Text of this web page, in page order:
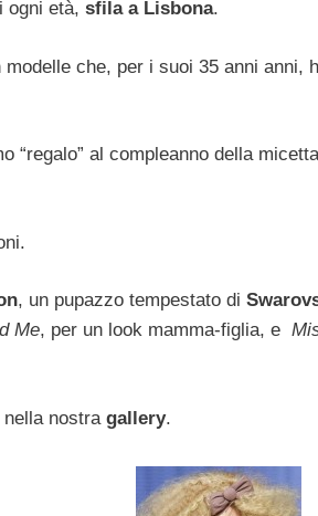
ogni età, sfila a Lisbona.
modelle che, per i suoi 35 anni anni,
“regalo” al compleanno della
, un pupazzo tempestato di
Me, per un look mamma-figlia, e
nostra gallery.